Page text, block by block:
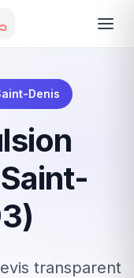
Denis
transparent